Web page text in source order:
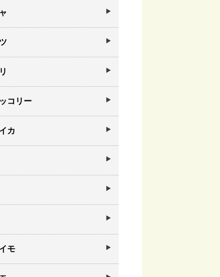
コリー
カ
モ